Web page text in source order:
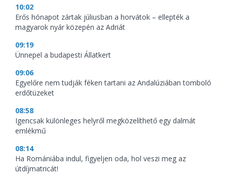
10:02
Erős hónapot zártak júliusban a horvátok – ellepték a
magyarok nyár közepén az Adriát
09:19
Ünnepel a budapesti Állatkert
09:06
Egyelőre nem tudják féken tartani az Andalúziában tomboló
erdőtüzeket
08:58
Igencsak különleges helyről megközelíthető egy dalmát
emlékmű
08:14
Ha Romániába indul, figyeljen oda, hol veszi meg az
útdíjmatricát!